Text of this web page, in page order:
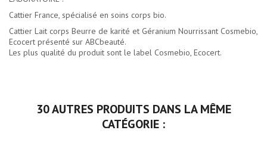
Cattier France, spécialisé en soins corps bio.
Cattier Lait corps Beurre de karité et Géranium Nourrissant Cosmebio,
Ecocert présenté sur ABCbeauté.
Les plus qualité du produit sont le label Cosmebio, Ecocert.
30 AUTRES PRODUITS DANS LA MÊME
CATÉGORIE :